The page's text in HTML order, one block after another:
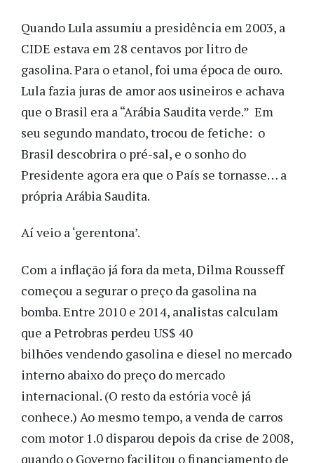
Quando Lula assumiu a presidência em 2003, a
CIDE estava em 28 centavos por litro de
gasolina. Para o etanol, foi uma época de ouro.
Lula fazia juras de amor aos usineiros e achava
que o Brasil era a “Arábia Saudita verde.” Em
seu segundo mandato, trocou de fetiche: o
Brasil descobrira o pré-sal, e o sonho do
Presidente agora era que o País se tornasse… a
própria Arábia Saudita.
Aí veio a ‘gerentona’.
Com a inflação já fora da meta, Dilma Rousseff
começou a segurar o preço da gasolina na
bomba. Entre 2010 e 2014, analistas calculam
que a Petrobras perdeu US$ 40
bilhões vendendo gasolina e diesel no mercado
interno abaixo do preço do mercado
internacional. (O resto da estória você já
conhece.) Ao mesmo tempo, a venda de carros
com motor 1.0 disparou depois da crise de 2008,
quando o Governo facilitou o financiamento de